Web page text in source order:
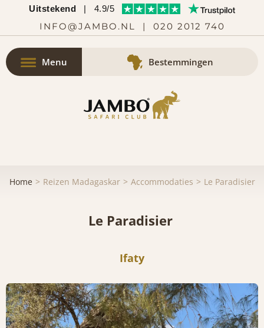
Uitstekend | 4.9/5
INFO@JAMBO.NL | 020 2012 740
Menu Bestemmingen
Home Reizen Madagaskar Accommodaties Le Paradisier
Le Paradisier
Ifaty